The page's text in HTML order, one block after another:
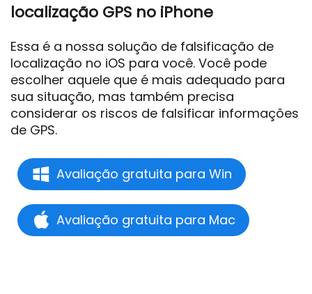
localização GPS no iPhone
Essa é a nossa solução de falsificação de
localização no iOS para você. Você pode
escolher aquele que é mais adequado para
sua situação, mas também precisa
considerar os riscos de falsificar informações
de GPS.
Avaliação gratuita para Win
Avaliação gratuita para Mac